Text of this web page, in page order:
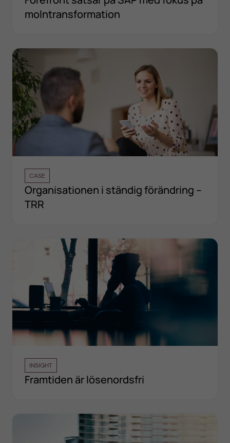
molntransformation
CASE
Organisationen i ständig förändring –
TRR
INSIGHT
Framtiden är lösenordsfri